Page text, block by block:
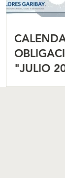
"JULIO